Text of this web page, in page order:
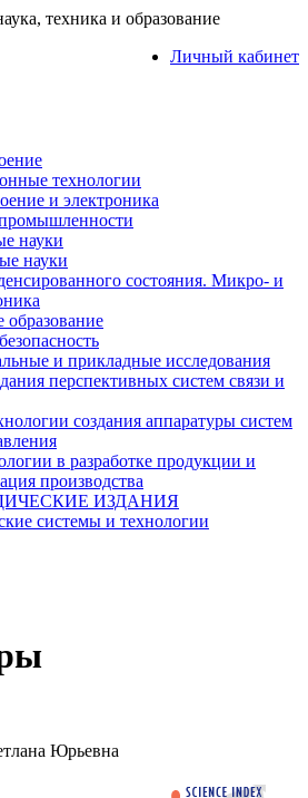
техника и образование
Личный кабинет
технологии
и электроника
науки
науки
состояния. Микро- и
и прикладные исследования
перспективных систем связи и
создания аппаратуры систем
в разработке продукции и
производства
ИЗДАНИЯ
системы и технологии
Юрьевна